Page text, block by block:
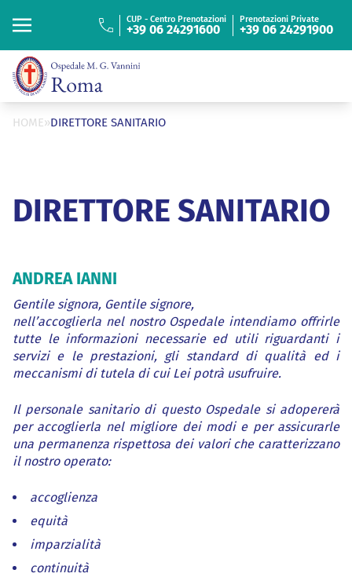
CUP - Centro Prenotazioni
+39 06 24291600
Prenotazioni Private
+39 06 24291900
Cerca
HOME»DIRETTORE SANITARIO
DIRETTORE SANITARIO
ANDREA IANNI
Gentile signora, Gentile signore,
nell’accoglierla nel nostro Ospedale intendiamo offrirle
tutte le informazioni necessarie ed utili riguardanti i
servizi e le prestazioni, gli standard di qualità ed i
meccanismi di tutela di cui Lei potrà usufruire.
Il personale sanitario di questo Ospedale si adopererà
per accoglierla nel migliore dei modi e per assicurarle
una permanenza rispettosa dei valori che caratterizzano
il nostro operato:
accoglienza
equità
imparzialità
continuità